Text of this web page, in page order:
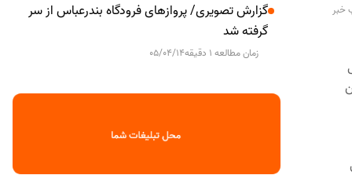
خبر
گزارش تصویری/ پروازهای فرودگاه بندرعباس از سر
گرفته شد
زمان مطالعه 1 دقیقه 05/04/14